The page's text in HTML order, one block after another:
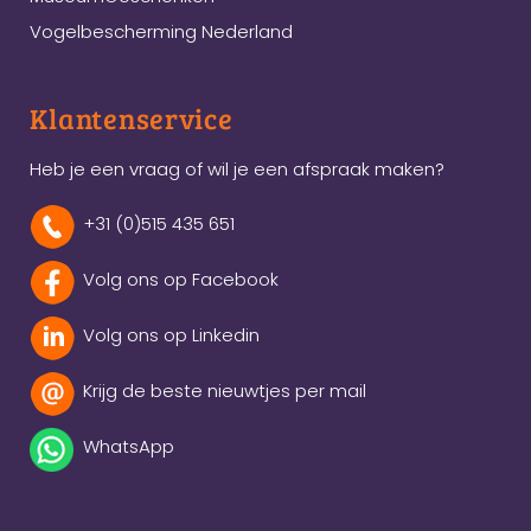
Vogelbescherming Nederland
Klantenservice
Heb je een vraag of wil je een afspraak maken?
+31 (0)515 435 651
Volg ons op Facebook
Volg ons op Linkedin
Krijg de beste nieuwtjes per mail
WhatsApp